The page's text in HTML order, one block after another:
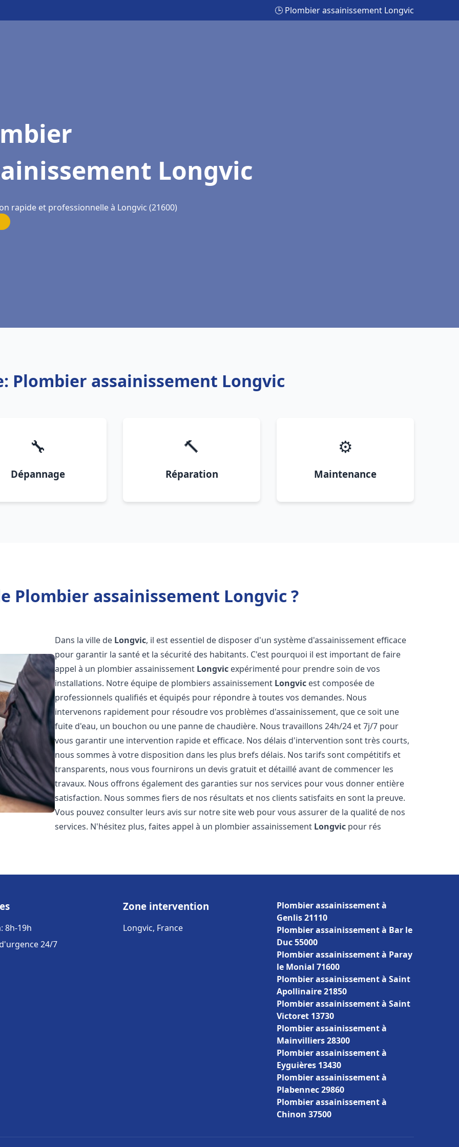
🕒 Plombier assainissement Longvic
Longvic
rapide et professionnelle à Longvic (21600)
Plombier assainissement Longvic
🔧
Dépannage
🔨
Réparation
⚙️
Maintenance
Plombier assainissement Longvic ?
Dans la ville de Longvic, il est essentiel de disposer d'un système d'assainissement efficace
pour garantir la santé et la sécurité des habitants. C'est pourquoi il est important de faire
appel à un plombier assainissement Longvic expérimenté pour prendre soin de vos
installations. Notre équipe de plombiers assainissement Longvic est composée de
professionnels qualifiés et équipés pour répondre à toutes vos demandes. Nous
intervenons rapidement pour résoudre vos problèmes d'assainissement, que ce soit une
fuite d'eau, un bouchon ou une panne de chaudière. Nous travaillons 24h/24 et 7j/7 pour
vous garantir une intervention rapide et efficace. Nos délais d'intervention sont très courts,
nous sommes à votre disposition dans les plus brefs délais. Nos tarifs sont compétitifs et
transparents, nous vous fournirons un devis gratuit et détaillé avant de commencer les
travaux. Nous offrons également des garanties sur nos services pour vous donner entière
satisfaction. Nous sommes fiers de nos résultats et nos clients satisfaits en sont la preuve.
Vous pouvez consulter leurs avis sur notre site web pour vous assurer de la qualité de nos
services. N'hésitez plus, faites appel à un plombier assainissement Longvic pour rés
8h-19h
24/7
Zone intervention
Longvic, France
Plombier assainissement à
Genlis 21110
Plombier assainissement à Bar le
Duc 55000
Plombier assainissement à Paray
le Monial 71600
Plombier assainissement à Saint
Apollinaire 21850
Plombier assainissement à Saint
Victoret 13730
Plombier assainissement à
Mainvilliers 28300
Plombier assainissement à
Eyguières 13430
Plombier assainissement à
Plabennec 29860
Plombier assainissement à
Chinon 37500